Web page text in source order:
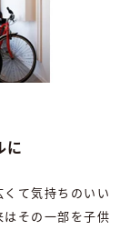
に
て気持ちのいい
その一部を子供